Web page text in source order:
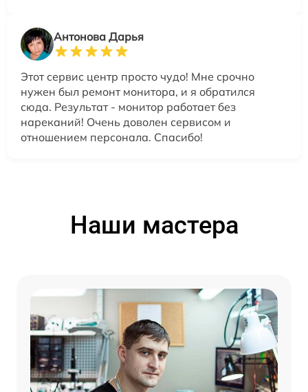
Антонова Дарья
Этот сервис центр просто чудо! Мне срочно
нужен был ремонт монитора, и я обратился
сюда. Результат - монитор работает без
нареканий! Очень доволен сервисом и
отношением персонала. Спасибо!
Наши мастера